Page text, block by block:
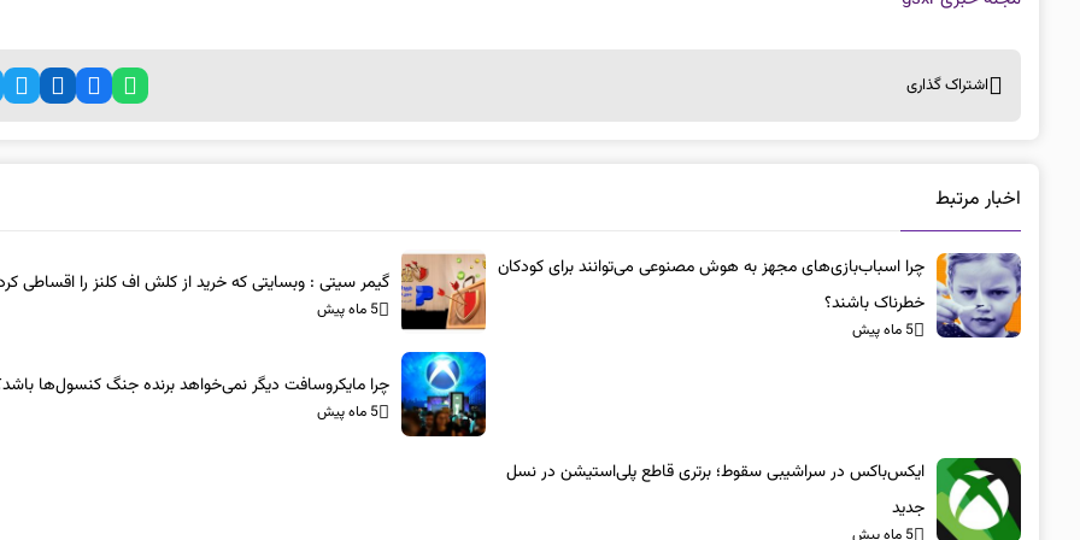
اشتراک گذاری
اخبار مرتبط
چرا اسباب‌بازی‌های مجهز به هوش مصنوعی می‌توانند برای کودکان
خطرناک باشند؟
5 ماه پیش
گیمر سیتی : وبسایتی که خرید از کلش اف کلنز را اقساطی
5 ماه پیش
چرا مایکروسافت دیگر نمی‌خواهد برنده جنگ کنسول‌ها
5 ماه پیش
ایکس‌باکس در سراشیبی سقوط؛ برتری قاطع پلی‌استیشن در نسل
جدید
5 ماه پیش